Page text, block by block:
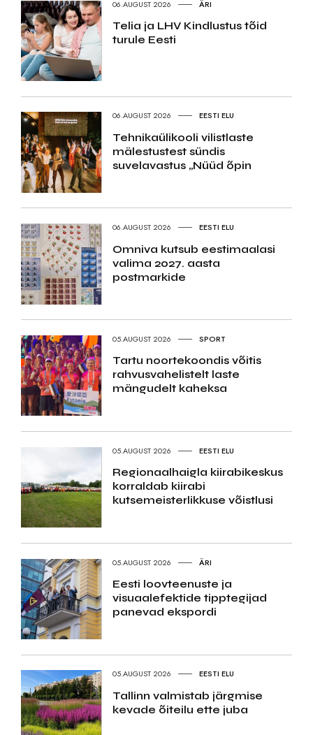
06.AUGUST 2026 ÄRI
Telia ja LHV Kindlustus tõid
turule Eesti
06.AUGUST 2026 EESTI ELU
Tehnikaülikooli vilistlaste
mälestustest sündis
suvelavastus „Nüüd õpin
06.AUGUST 2026 EESTI ELU
Omniva kutsub eestimaalasi
valima 2027. aasta
postmarkide
05.AUGUST 2026 SPORT
Tartu noortekoondis võitis
rahvusvahelistelt laste
mängudelt kaheksa
05.AUGUST 2026 EESTI ELU
Regionaalhaigla kiirabikeskus
korraldab kiirabi
kutsemeisterlikkuse võistlusi
05.AUGUST 2026 ÄRI
Eesti loovteenuste ja
visuaalefektide tipptegijad
panevad ekspordi
05.AUGUST 2026 EESTI ELU
Tallinn valmistab järgmise
kevade õiteilu ette juba